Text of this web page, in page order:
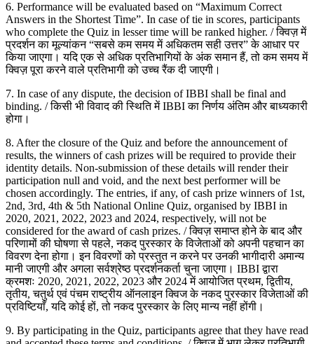
6. Performance will be evaluated based on “Maximum Correct
Answers in the Shortest Time”. In case of tie in scores, participants
who complete the Quiz in lesser time will be ranked higher. / क्विज़ में
प्रदर्शन का मूल्यांकन “सबसे कम समय में अधिकतम सही उत्तर” के आधार पर
किया जाएगा। यदि एक से अधिक प्रतिभागियों के अंक समान हैं, तो कम समय में
क्विज़ पूरा करने वाले प्रतिभागी को उच्च रैंक दी जाएगी।
7. In case of any dispute, the decision of IBBI shall be final and
binding. / किसी भी विवाद की स्थिति में IBBI का निर्णय अंतिम और बाध्यकारी
होगा।
8. After the closure of the Quiz and before the announcement of
results, the winners of cash prizes will be required to provide their
identity details. Non-submission of these details will render their
participation null and void, and the next best performer will be
chosen accordingly. The entries, if any, of cash prize winners of 1st,
2nd, 3rd, 4th & 5th National Online Quiz, organised by IBBI in
2020, 2021, 2022, 2023 and 2024, respectively, will not be
considered for the award of cash prizes. / क्विज़ समाप्त होने के बाद और
परिणामों की घोषणा से पहले, नकद पुरस्कार के विजेताओं को अपनी पहचान का
विवरण देना होगा। इन विवरणों को प्रस्तुत न करने पर उनकी भागीदारी अमान्य
मानी जाएगी और अगला सर्वश्रेष्ठ प्रदर्शनकर्ता चुना जाएगा। IBBI द्वारा
क्रमशः 2020, 2021, 2022, 2023 और 2024 में आयोजित प्रथम, द्वितीय,
तृतीय, चतुर्थ एवं पंचम राष्ट्रीय ऑनलाइन क्विज के नकद पुरस्कार विजेताओं की
प्रविष्टियाँ, यदि कोई हों, तो नकद पुरस्कार के लिए मान्य नहीं होंगी।
9. By participating in the Quiz, participants agree that they have read